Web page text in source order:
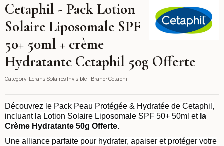
Cetaphil
Cetaphil - Pack Lotion
Solaire Liposomale SPF
50+ 50ml + crème
Hydratante Cetaphil 50g Offerte
Category: Ecrans Solaires Invisible Brand: Cetaphil
Découvrez le Pack Peau Protégée & Hydratée de Cetaphil,
incluant la Lotion Solaire Liposomale SPF 50+ 50ml etla
Crème Hydratante 50g Offerte.
Une alliance parfaite pour hydrater, apaiser et protéger votre